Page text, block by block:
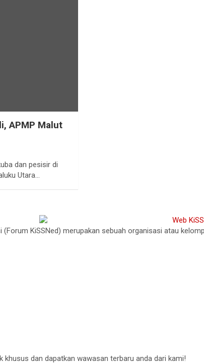
APMP Malut
dan pesisir di
Utara…
(Forum KiSSNed) merupakan sebuah organisasi atau
dan dapatkan wawasan terbaru anda dari kami!